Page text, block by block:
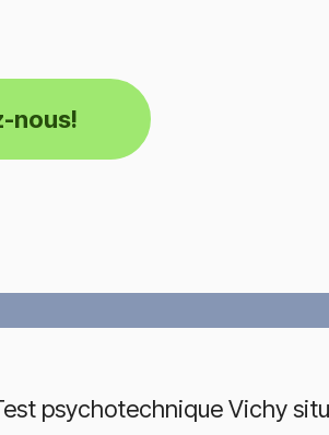
nous!
psychotechnique Vichy